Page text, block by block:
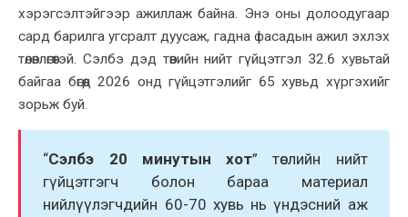
хэрэгсэлтэйгээр ажиллаж байна. Энэ оны долоодугаар
сард барилга угсралт дуусаж, гадна фасадын ажил эхлэх
төлөвлөгөөтэй. Сэлбэ дэд төвийн нийт гүйцэтгэл 32.6 хувьтай
байгаа бөгөөд 2026 онд гүйцэтгэлийг 65 хувьд хүргэхийг
зорьж буй.
“Сэлбэ 20 минутын хот” төслийн нийт
гүйцэтгэгч болон бараа материал
нийлүүлэгчдийн 60-70 хувь нь үндэсний аж